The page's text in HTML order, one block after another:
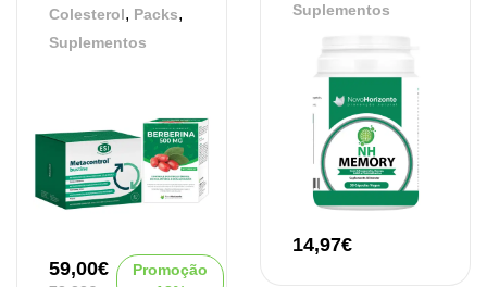
Colesterol, Packs,
Suplementos
59,00€
Promoção
Suplementos
14,97€